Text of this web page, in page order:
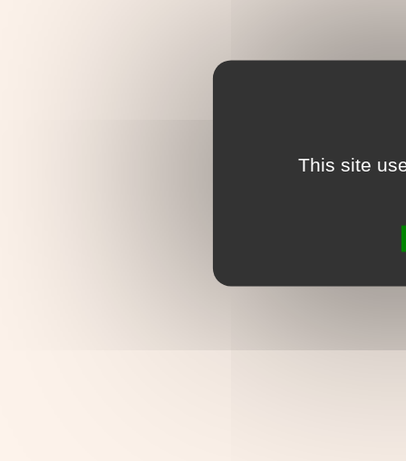
This site